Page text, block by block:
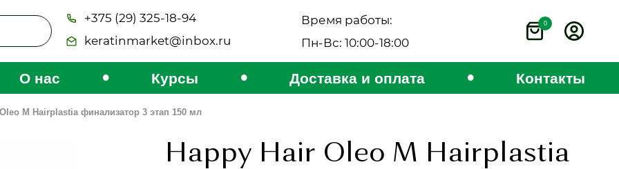
+375 (29) 325-18-94
keratinmarket@inbox.ru
Время работы:
Пн-Вс: 10:00-18:00
0
О нас • Курсы • Доставка и оплата • Контакты
M Hairplastia финализатор 3 этап 150 мл
Happy Hair Oleo M Hairplastia